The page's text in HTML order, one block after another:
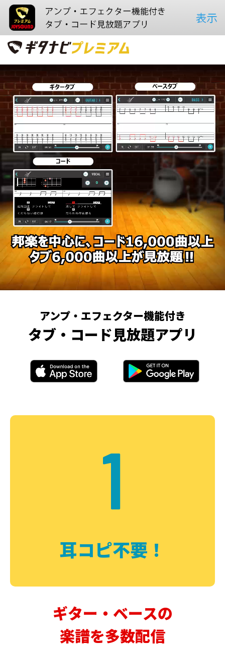
アンプ・エフェクター機能付き
タブ・コード見放題アプリ
1
耳コピ不要！
ギター・ベースの
楽譜を多数配信